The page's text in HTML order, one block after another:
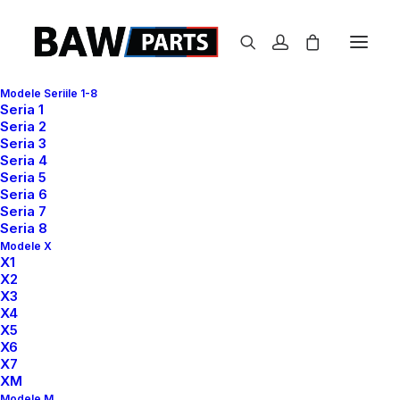
Modele Seriile 1-8
Seria 1
Seria 2
Seria 3
Seria 4
Seria 5
Seria 6
Seria 7
Seria 8
Modele X
X1
X2
X3
X4
X5
X6
X7
XM